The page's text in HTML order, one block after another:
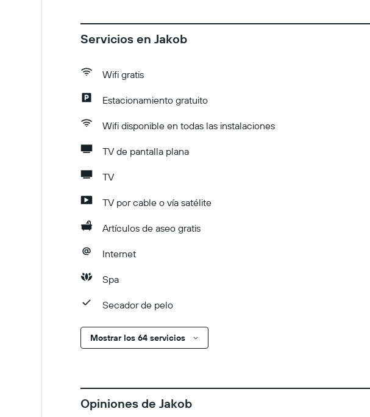
Servicios en Jakob
Wifi gratis
Estacionamiento gratuito
Wifi disponible en todas las instalaciones
TV de pantalla plana
TV
TV por cable o vía satélite
Artículos de aseo gratis
Internet
Spa
Secador de pelo
Mostrar los 64 servicios
Opiniones de Jakob